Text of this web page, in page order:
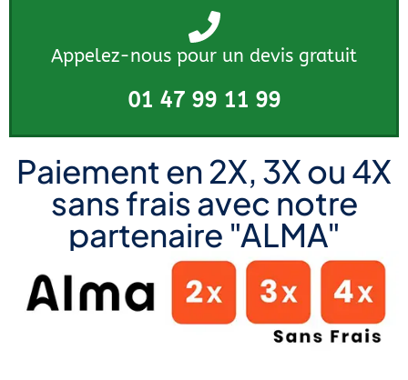
Appelez-nous pour un devis gratuit
01 47 99 11 99
Paiement en 2X, 3X ou 4X
sans frais avec notre
partenaire "ALMA"